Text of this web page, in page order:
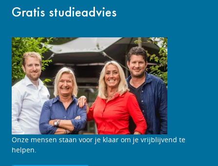
Gratis studieadvies
Studieadviesgesprek
aanvragen
Onze mensen staan voor je klaar om je vrijblijvend te
helpen.